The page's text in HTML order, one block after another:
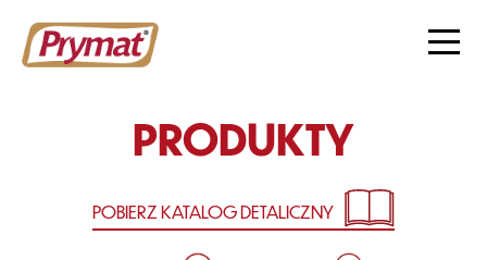
PRODUKTY
POBIERZ KATALOGDETALICZNY